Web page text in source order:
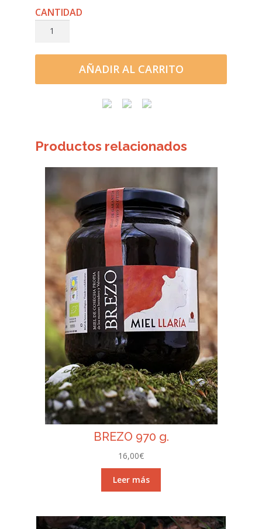
LA
AÑADIR AL CARRITO
Productos relacionados
BREZO 970 g.
16,00€
Leer más